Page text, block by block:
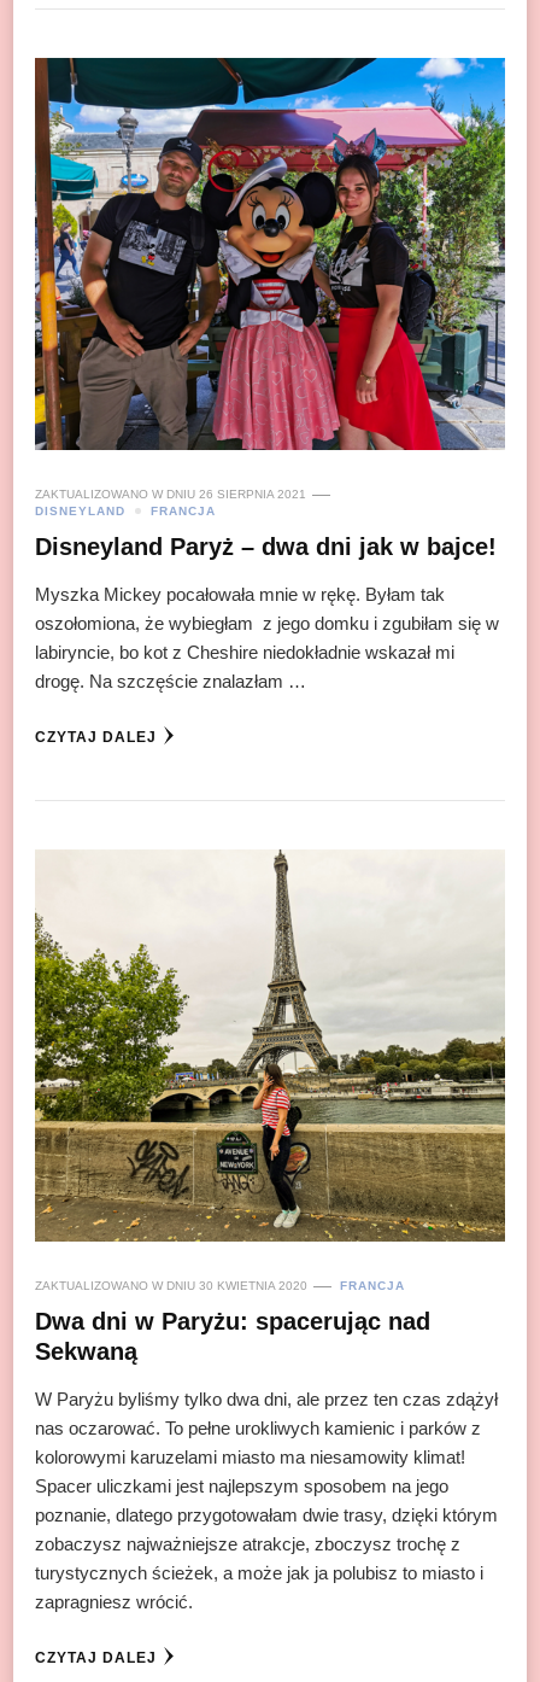
ZAKTUALIZOWANO W DNIU 26 SIERPNIA 2021
DISNEYLAND
FRANCJA
Disneyland Paryż – dwa dni jak w bajce!
Myszka Mickey pocałowała mnie w rękę. Byłam tak
oszołomiona, że wybiegłam z jego domku i zgubiłam się w
labiryncie, bo kot z Cheshire niedokładnie wskazał mi
drogę. Na szczęście znalazłam …
CZYTAJ DALEJ
ZAKTUALIZOWANO W DNIU 30 KWIETNIA 2020 FRANCJA
Dwa dni w Paryżu: spacerując nad
Sekwaną
W Paryżu byliśmy tylko dwa dni, ale przez ten czas zdążył
nas oczarować. To pełne urokliwych kamienic i parków z
kolorowymi karuzelami miasto ma niesamowity klimat!
Spacer uliczkami jest najlepszym sposobem na jego
poznanie, dlatego przygotowałam dwie trasy, dzięki którym
zobaczysz najważniejsze atrakcje, zboczysz trochę z
turystycznych ścieżek, a może jak ja polubisz to miasto i
zapragniesz wrócić.
CZYTAJ DALEJ